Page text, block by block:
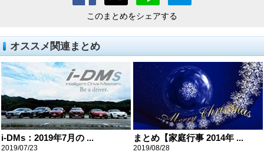
このまとめをシェアする
オススメ関連まとめ
i-DMs：2019年7月の ...
2019/07/23
まとめ【家庭行事 2014年 ...
2019/08/28